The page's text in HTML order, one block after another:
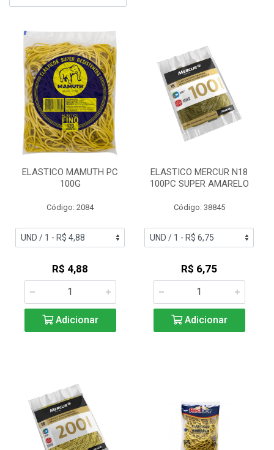
ELASTICO MAMUTH PC
100G
Código: 2084
R$ 4,88
Adicionar
ELASTICO MERCUR N18
100PC SUPER AMARELO
Código: 38845
R$ 6,75
Adicionar